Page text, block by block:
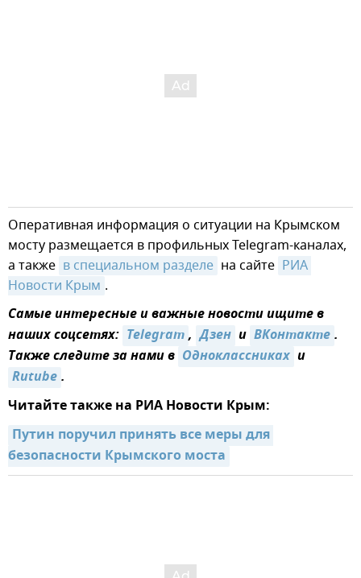
Оперативная информация о ситуации на Крымском
мосту размещается в профильных Telegram-каналах,
а также в специальном разделе на сайте РИА
Новости Крым .
Самые интересные и важные новости ищите в
наших соцсетях: Telegram, Дзен и ВКонтакте.
Также следите за нами в Одноклассниках и
Rutube.
Читайте также на РИА Новости Крым:
Путин поручил принять все меры для
безопасности Крымского моста